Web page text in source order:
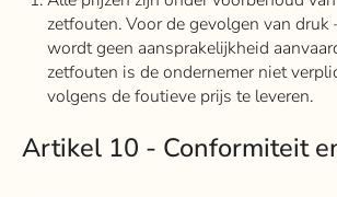
zetfouten. Voor de gevolgen van druk
wordt geen aansprakelijkheid
zetfouten is de ondernemer niet
volgens de foutieve prijs te leveren.
Artikel 10 - Conformiteit